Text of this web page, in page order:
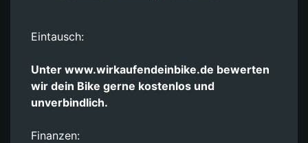
Eintausch:
Unter www.wirkaufendeinbike.de bewerten
wir dein Bike gerne kostenlos und
unverbindlich.
Finanzen: